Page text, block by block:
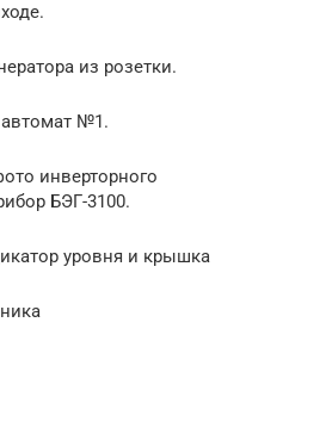
из розетки.
№1.
инверторного
БЭГ-3100.
уровня и крышка